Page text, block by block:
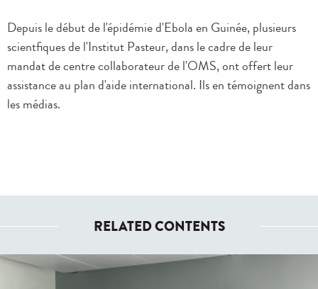
Depuis le début de l'épidémie d'Ebola en Guinée, plusieurs
scientfiques de l'Institut Pasteur, dans le cadre de leur
mandat de centre collaborateur de l'OMS, ont offert leur
assistance au plan d'aide international. Ils en témoignent dans
les médias.
RELATED CONTENTS